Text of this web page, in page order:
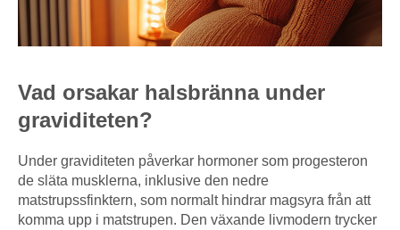
Vad orsakar halsbränna under
graviditeten?
Under graviditeten påverkar hormoner som progesteron
de släta musklerna, inklusive den nedre
matstrupssfinktern, som normalt hindrar magsyra från att
komma upp i matstrupen. Den växande livmodern trycker